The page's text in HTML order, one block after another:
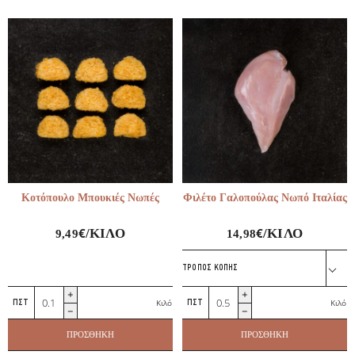
Κοτόπουλο Μπουκιές Νωπές
9,49€/ΚΙΛΌ
Κοτόπουλο
Μπουκιές
Νωπές
ποσότητα
Κιλό
ΠΡΟΣΘΉΚΗ
Φιλέτο Γαλοπούλας Νωπό Ιταλίας
14,98€/ΚΙΛΌ
ΤΡΌΠΟΣ ΚΟΠΉΣ
Φιλέτο
Γαλοπούλας
Νωπό
Ιταλίας
Κιλό
ΠΡΟΣΘΉΚΗ